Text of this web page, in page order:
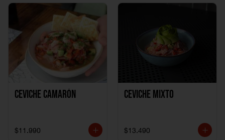
Ceviche Camarón
$11.990
Ceviche Mixto
$13.490